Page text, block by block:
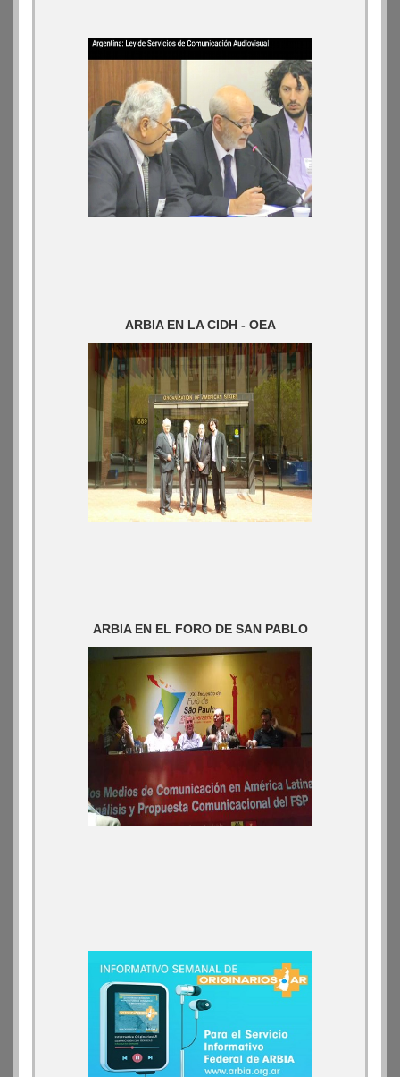
ARBIA EN LA CIDH - OEA
ARBIA EN EL FORO DE SAN PABLO